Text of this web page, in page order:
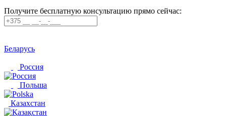
Получите бесплатную консультацию прямо сейчас:
Беларусь
Россия
Польша
Казахстан